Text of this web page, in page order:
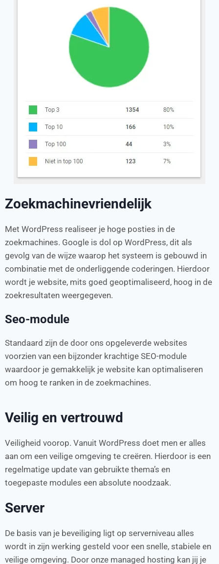
Zoekmachinevriendelijk
Met WordPress realiseer je hoge posties in de
zoekmachines. Google is dol op WordPress, dit als
gevolg van de wijze waarop het systeem is gebouwd in
combinatie met de onderliggende coderingen. Hierdoor
wordt je website, mits goed geoptimaliseerd, hoog in de
zoekresultaten weergegeven.
Seo-module
Standaard zijn de door ons opgeleverde websites
voorzien van een bijzonder krachtige SEO-module
waardoor je gemakkelijk je website kan optimaliseren
om hoog te ranken in de zoekmachines.
Veilig en vertrouwd
Veiligheid voorop. Vanuit WordPress doet men er alles
aan om een veilige omgeving te creëren. Hierdoor is een
regelmatige update van gebruikte thema’s en
toegepaste modules een absolute noodzaak.
Server
De basis van je beveiliging ligt op serverniveau alles
wordt in zijn werking gesteld voor een snelle, stabiele en
veilige omgeving. Door onze managed hosting kan jij je